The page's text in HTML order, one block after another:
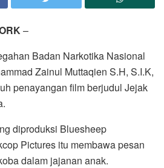
–
Badan Narkotika Nasional
Zainul Muttaqien S.H, S.I.K,
penayangan film berjudul Jejak
diproduksi Bluesheep
Pictures itu membawa pesan
dalam jajanan anak.